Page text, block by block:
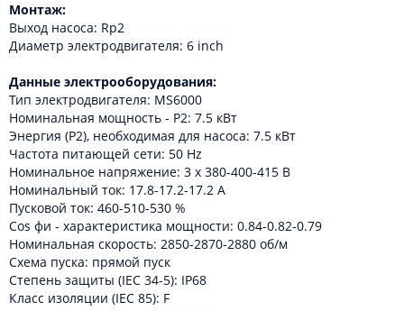
Монтаж:
Выход насоса: Rp2
Диаметр электродвигателя: 6 inch
Данные электрооборудования:
Тип электродвигателя: MS6000
Номинальная мощность - P2: 7.5 кВт
Энергия (Р2), необходимая для насоса: 7.5 кВт
Частота питающей сети: 50 Hz
Номинальное напряжение: 3 x 380-400-415 В
Номинальный ток: 17.8-17.2-17.2 A
Пусковой ток: 460-510-530 %
Cos фи - характеристика мощности: 0.84-0.82-0.79
Номинальная скорость: 2850-2870-2880 об/м
Схема пуска: прямой пуск
Степень защиты (IEC 34-5): IP68
Класс изоляции (IEC 85): F